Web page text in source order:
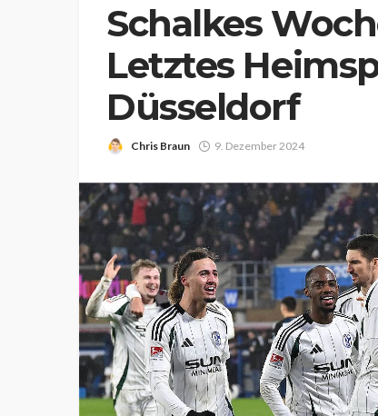
Schalkes
Letztes
Düsseldorf
Chris Braun 9. Dezember 2024